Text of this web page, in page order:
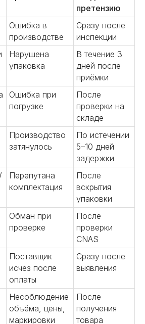
претензию
Ошибка в
производстве
Сразу после
инспекции
Нарушена
упаковка
В течение 3
дней после
приёмки
Ошибка при
погрузке
После
проверки на
складе
Производство
затянулось
По истечении
5–10 дней
задержки
Перепутана
комплектация
После
вскрытия
упаковки
Обман при
проверке
После
проверки
CNAS
Поставщик
исчез после
оплаты
Сразу после
выявления
Несоблюдение
объёма, цены,
маркировки
После
получения
товара